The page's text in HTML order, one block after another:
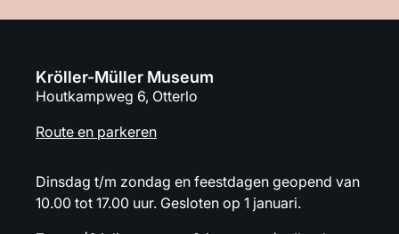
Kröller-Müller Museum
Houtkampweg 6, Otterlo
Route en parkeren
Dinsdag t/m zondag en feestdagen geopend van
10.00 tot 17.00 uur. Gesloten op 1 januari.